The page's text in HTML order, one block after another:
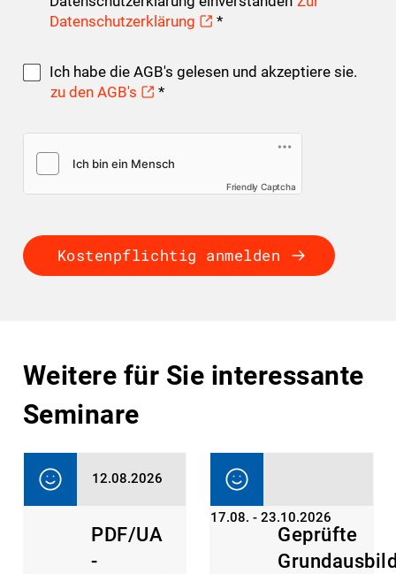
Datenschutzerklärung
*
Ich habe die AGB's gelesen und akzeptiere sie.
zu den AGB's
*
Friendly Captcha
Kostenpflichtig anmelden
Weitere für Sie interessante
Seminare
12.08.2026
PDF/UA
-
17.08. - 23.10.2026
Geprüfte